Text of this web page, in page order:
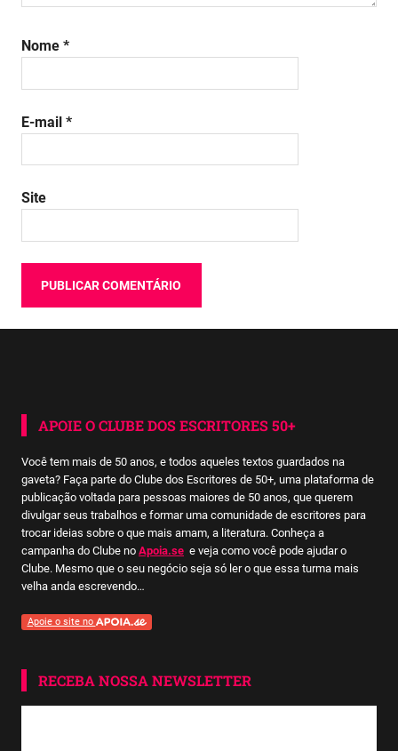
Nome *
E-mail *
Site
APOIE O CLUBE DOS ESCRITORES 50+
Você tem mais de 50 anos, e todos aqueles textos guardados na
gaveta? Faça parte do Clube dos Escritores de 50+, uma plataforma de
publicação voltada para pessoas maiores de 50 anos, que querem
divulgar seus trabalhos e formar uma comunidade de escritores para
trocar ideias sobre o que mais amam, a literatura. Conheça a
campanha do Clube no Apoia.se e veja como você pode ajudar o
Clube. Mesmo que o seu negócio seja só ler o que essa turma mais
velha anda escrevendo…
Apoie o site no
RECEBA NOSSA NEWSLETTER